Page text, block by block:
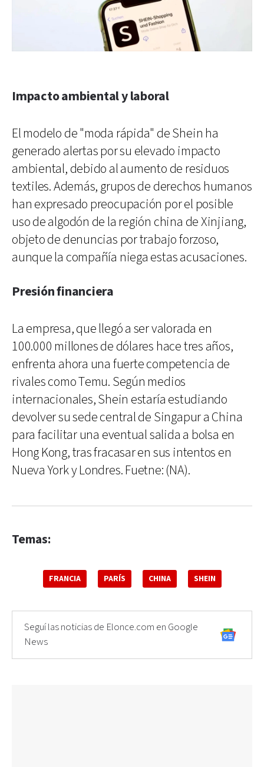
Impacto ambiental y laboral
El modelo de "moda rápida" de Shein ha
generado alertas por su elevado impacto
ambiental, debido al aumento de residuos
textiles. Además, grupos de derechos humanos
han expresado preocupación por el posible
uso de algodón de la región china de Xinjiang,
objeto de denuncias por trabajo forzoso,
aunque la compañía niega estas acusaciones.
Presión financiera
La empresa, que llegó a ser valorada en
100.000 millones de dólares hace tres años,
enfrenta ahora una fuerte competencia de
rivales como Temu. Según medios
internacionales, Shein estaría estudiando
devolver su sede central de Singapur a China
para facilitar una eventual salida a bolsa en
Hong Kong, tras fracasar en sus intentos en
Nueva York y Londres. Fuetne: (NA).
Temas:
FRANCIA PARÍS CHINA SHEIN
Seguí las noticias de Elonce.com en Google
News